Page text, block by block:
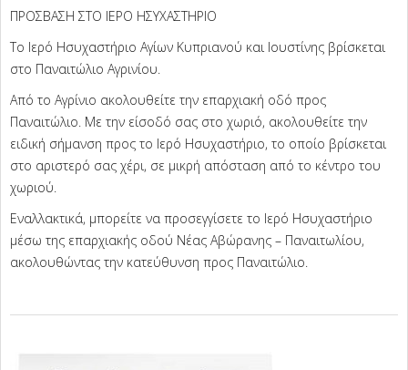
ΠΡΟΣΒΑΣΗ ΣΤΟ ΙΕΡΟ ΗΣΥΧΑΣΤΗΡΙΟ
Το Ιερό Ησυχαστήριο Αγίων Κυπριανού και Ιουστίνης βρίσκεται
στο Παναιτώλιο Αγρινίου.
Από το Αγρίνιο ακολουθείτε την επαρχιακή οδό προς
Παναιτώλιο. Με την είσοδό σας στο χωριό, ακολουθείτε την
ειδική σήμανση προς το Ιερό Ησυχαστήριο, το οποίο βρίσκεται
στο αριστερό σας χέρι, σε μικρή απόσταση από το κέντρο του
χωριού.
Εναλλακτικά, μπορείτε να προσεγγίσετε το Ιερό Ησυχαστήριο
μέσω της επαρχιακής οδού Νέας Αβώρανης – Παναιτωλίου,
ακολουθώντας την κατεύθυνση προς Παναιτώλιο.